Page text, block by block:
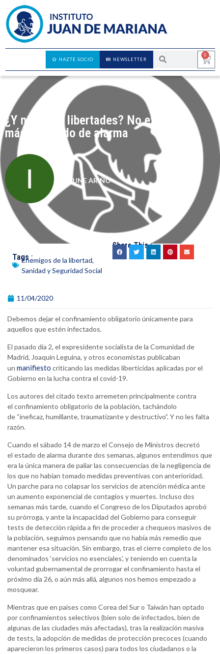
0
NEWSLETTER
HAZTE SOCIO
¿Y nuestras libertades? No extiendan
más el estado de alarma
IRUNE ARIÑO
Tags :Enemigos de la libertad,
Sanidad y Seguridad Social
Share This :
11/04/2020
Debemos dejar el confinamiento obligatorio únicamente para
aquellos que estén infectados.
El pasado día 2, el expresidente socialista de la Comunidad de
Madrid, Joaquín Leguina, y otros economistas publicaban
un manifiesto criticando las medidas liberticidas aplicadas por el
Gobierno en la lucha contra el covid-19.
Los autores del citado texto arremeten principalmente contra
el confinamiento obligatorio de la población, tachándolo
de “ineficaz, humillante, traumatizante y destructivo”. Y no les falta
razón.
Cuando el sábado 14 de marzo el Consejo de Ministros decretó
el estado de alarma durante dos semanas, algunos entendimos que
era la única manera de paliar las consecuencias de la negligencia de
los que no habían tomado medidas preventivas con anterioridad.
Un parche para no colapsar los servicios de atención médica ante
un aumento exponencial de contagios y muertes. Incluso dos
semanas más tarde, cuando el Congreso de los Diputados aprobó
su prórroga, y ante la incapacidad del Gobierno para conseguir
tests de detección rápida a fin de proceder a chequeos masivos de
la población, seguimos pensando que no había más remedio que
mantener esa situación. Sin embargo, tras el cierre completo de los
denominados ‘servicios no esenciales’, y teniendo en cuenta la
voluntad gubernamental de prorrogar el confinamiento hasta el
próximo día 26, o aún más allá, algunos nos hemos empezado a
mosquear.
Mientras que en países como Corea del Sur o Taiwán han optado
por confinamientos selectivos (bien solo de infectados, bien de
algunas de las ciudades más afectadas), tras la realización masiva
de tests, la adopción de medidas de protección precoces (cuando
aparecieron los primeros casos) para todos los ciudadanos o la